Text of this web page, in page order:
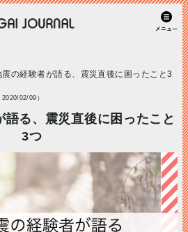
震の経験者が語る、震災直後に困ったこと3
02/09）
語る、震災直後に困ったこと
3つ